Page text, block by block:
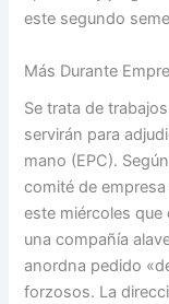
este segundo
Más Durante
Se trata de
servirán para
mano (EPC).
comité de
este miércoles que
una compañía
anordna pedido
forzosos. La